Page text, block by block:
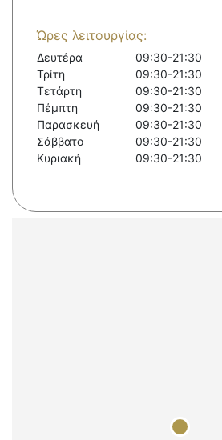
Ώρες λειτουργίας:
Δευτέρα
09:30-21:30
Τρίτη
09:30-21:30
Τετάρτη
09:30-21:30
Πέμπτη
09:30-21:30
Παρασκευή
09:30-21:30
Σάββατο
09:30-21:30
Κυριακή
09:30-21:30